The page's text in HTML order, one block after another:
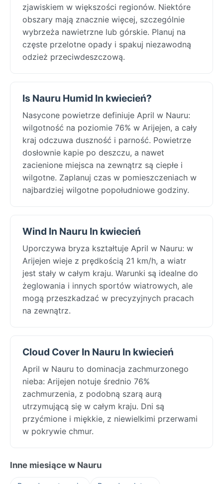
zjawiskiem w większości regionów. Niektóre
obszary mają znacznie więcej, szczególnie
wybrzeża nawietrzne lub górskie. Planuj na
częste przelotne opady i spakuj niezawodną
odzież przeciwdeszczową.
Is Nauru Humid In kwiecień?
Nasycone powietrze definiuje April w Nauru:
wilgotność na poziomie 76% w Arijejen, a cały
kraj odczuwa duszność i parność. Powietrze
dosłownie kapie po deszczu, a nawet
zacienione miejsca na zewnątrz są ciepłe i
wilgotne. Zaplanuj czas w pomieszczeniach w
najbardziej wilgotne popołudniowe godziny.
Wind In Nauru In kwiecień
Uporczywa bryza kształtuje April w Nauru: w
Arijejen wieje z prędkością 21 km/h, a wiatr
jest stały w całym kraju. Warunki są idealne do
żeglowania i innych sportów wiatrowych, ale
mogą przeszkadzać w precyzyjnych pracach
na zewnątrz.
Cloud Cover In Nauru In kwiecień
April w Nauru to dominacja zachmurzonego
nieba: Arijejen notuje średnio 76%
zachmurzenia, z podobną szarą aurą
utrzymującą się w całym kraju. Dni są
przyćmione i miękkie, z niewielkimi przerwami
w pokrywie chmur.
Inne miesiące w Nauru